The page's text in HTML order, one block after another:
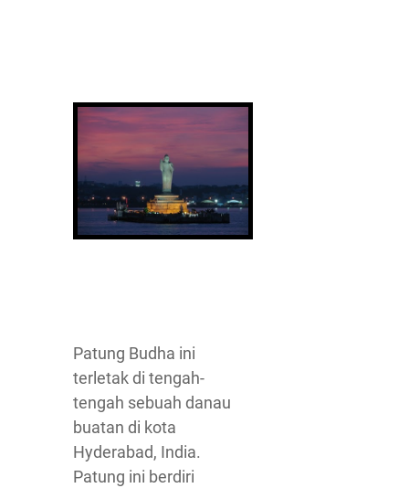
Patung Budha ini
terletak di tengah-
tengah sebuah danau
buatan di kota
Hyderabad, India.
Patung ini berdiri